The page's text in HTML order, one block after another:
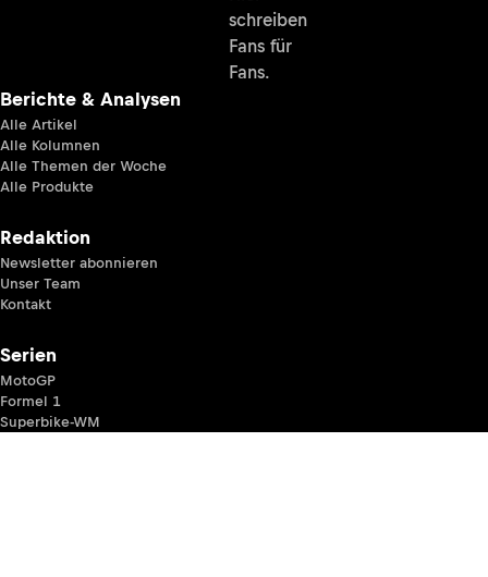
schreiben
Fans für
Fans.
Berichte & Analysen
Alle Artikel
Alle Kolumnen
Alle Themen der Woche
Alle Produkte
Redaktion
Newsletter abonnieren
Unser Team
Kontakt
Serien
MotoGP
Formel 1
Superbike-WM